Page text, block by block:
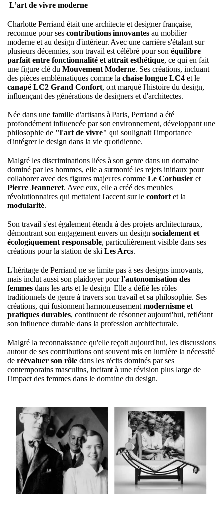
L’art de vivre moderne
Charlotte Perriand était une architecte et designer française,
reconnue pour ses contributions innovantes au mobilier
moderne et au design d'intérieur. Avec une carrière s'étalant sur
plusieurs décennies, son travail est célébré pour son équilibre
parfait entre fonctionnalité et attrait esthétique, ce qui en fait
une figure clé du Mouvement Moderne. Ses créations, incluant
des pièces emblématiques comme la chaise longue LC4 et le
canapé LC2 Grand Confort, ont marqué l'histoire du design,
influençant des générations de designers et d'architectes.
Née dans une famille d'artisans à Paris, Perriand a été
profondément influencée par son environnement, développant une
philosophie de "l'art de vivre" qui soulignait l'importance
d'intégrer le design dans la vie quotidienne.
Malgré les discriminations liées à son genre dans un domaine
dominé par les hommes, elle a surmonté les rejets initiaux pour
collaborer avec des figures majeures comme Le Corbusier et
Pierre Jeanneret. Avec eux, elle a créé des meubles
révolutionnaires qui mettaient l'accent sur le confort et la
modularité.
Son travail s'est également étendu à des projets architecturaux,
démontrant son engagement envers un design socialement et
écologiquement responsable, particulièrement visible dans ses
créations pour la station de ski Les Arcs.
L'héritage de Perriand ne se limite pas à ses designs innovants,
mais inclut aussi son plaidoyer pourl'autonomisation des
femmes dans les arts et le design. Elle a défié les rôles
traditionnels de genre à travers son travail et sa philosophie. Ses
créations, qui fusionnent harmonieusement modernisme et
pratiques durables, continuent de résonner aujourd'hui, reflétant
son influence durable dans la profession architecturale.
Malgré la reconnaissance qu'elle reçoit aujourd'hui, les discussions
autour de ses contributions ont souvent mis en lumière la nécessité
de réévaluer son rôle dans les récits dominés par ses
contemporains masculins, incitant à une révision plus large de
l'impact des femmes dans le domaine du design.